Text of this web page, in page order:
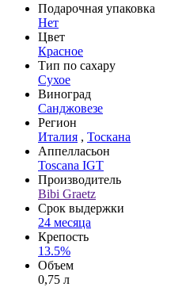
Подарочная упаковка
Нет
Цвет
Красное
Тип по сахару
Сухое
Виноград
Санджовезе
Регион
Италия , Тоскана
Аппелласьон
Toscana IGT
Производитель
Bibi Graetz
Срок выдержки
24 месяца
Крепость
13.5%
Объем
0,75 л